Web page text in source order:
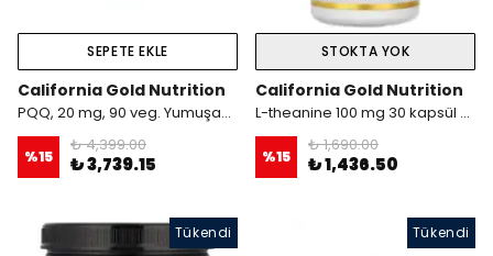
SEPETE EKLE
California Gold Nutrition
PQQ, 20 mg, 90 veg. Yumuşak Kapsül.usa menşei.dmmedicine'den
%15
₺ 4,399.00
₺ 3,739.15
STOKTA YOK
California Gold Nutrition
L-theanine 100 mg 30 kapsül Alphawave
%15
₺ 1,690.00
₺ 1,436.50
Tükendi Tükendi